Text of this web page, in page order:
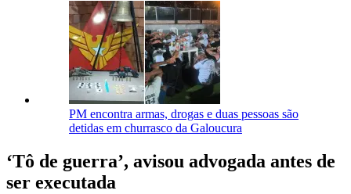
PM encontra armas, drogas e duas pessoas são
detidas em churrasco da Galoucura
‘Tô de guerra’, avisou advogada antes de
ser executada